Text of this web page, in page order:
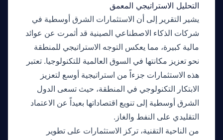
التحليل الاستراتيجي المعمق
يشير التقرير إلى أن الاستثمارات الشرق أوسطية في
شركات الذكاء الاصطناعي الصينية قد أثمرت عن عوائد
مالية كبيرة، مما يعكس التوجه الاستراتيجي للمنطقة
نحو تعزيز مكانتها في السوق العالمية للتكنولوجيا. تعتبر
هذه الاستثمارات جزءاً من استراتيجية أوسع لتعزيز
الابتكار التكنولوجي في المنطقة، حيث تسعى الدول
الشرق أوسطية إلى تنويع اقتصاداتها بعيداً عن الاعتماد
التقليدي على النفط والغاز.
من الناحية التقنية، تركز الاستثمارات على تطوير